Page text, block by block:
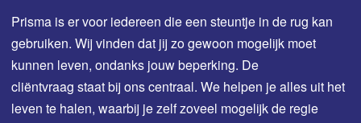
Prisma is er voor iedereen die een steuntje in de rug kan
gebruiken. Wij vinden dat jij zo gewoon mogelijk moet
kunnen leven, ondanks jouw beperking. De
cliëntvraag staat bij ons centraal. We helpen je alles uit het
leven te halen, waarbij je zelf zoveel mogelijk de regie